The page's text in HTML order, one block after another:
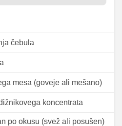
čebula
mesa (goveje ali mešano)
koncentrata
po okusu (svež ali posušen)